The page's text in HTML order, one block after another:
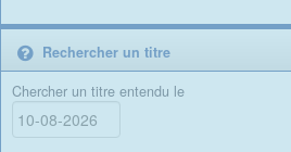
Rechercher un titre
Chercher un titre entendu le